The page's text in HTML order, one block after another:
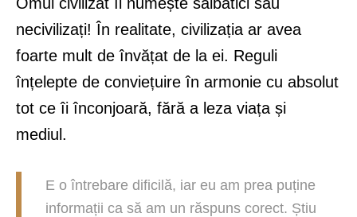
necivilizați! În realitate, civilizația ar avea
foarte mult de învățat de la ei. Reguli
înțelepte de conviețuire în armonie cu absolut
tot ce îi înconjoară, fără a leza viața și
mediul.
E o întrebare dificilă, iar eu am prea puține
informații ca să am un răspuns corect. Știu